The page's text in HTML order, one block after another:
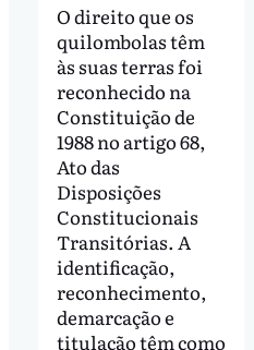
O direito que os
quilombolas têm
às suas terras foi
reconhecido na
Constituição de
1988 no artigo 68,
Ato das
Disposições
Constitucionais
Transitórias. A
identificação,
reconhecimento,
demarcação e
titulação têm como